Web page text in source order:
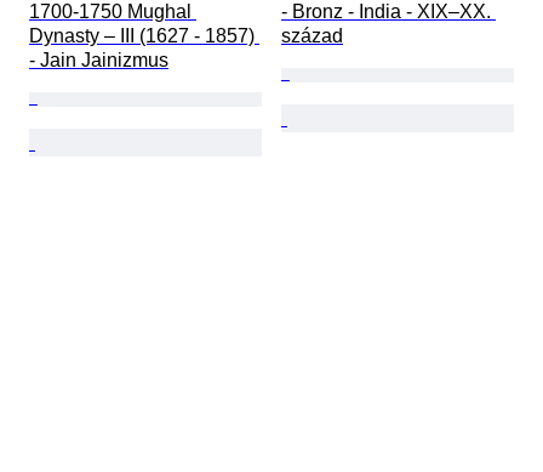
1700-1750 Mughal
Dynasty – III (1627 - 1857)
- Jain Jainizmus
- Bronz - India - XIX–XX.
század